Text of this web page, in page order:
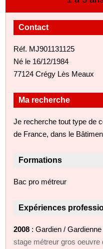
Contact
Réf. MJ901131125
Né le 16/12/1984
77124 Crégy Lès Meaux
Ma recherche
Je recherche tout type de
de France, dans le
Formations
Bac pro métreur
Expériences
2008 : Gardien /
stage métreur gros oeuvre